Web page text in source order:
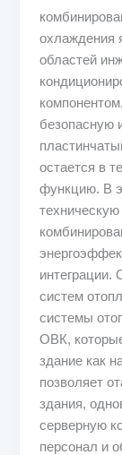
охлаждения
областей
безопасную
остается в
функцию. В
интеграции.
систем
системы
ОВК,
здание как
позволяет
здания,
серверную
персонал и